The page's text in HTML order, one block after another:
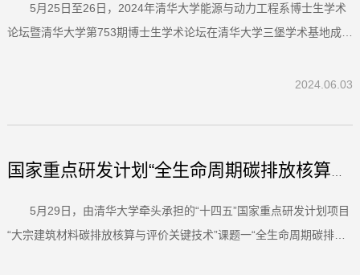
5月25日至26日，2024年清华大学能源与动力工程系博士生学术
论坛暨清华大学第753期博士生学术论坛在清华大学三堡学术基地成功
和与先进动力的能源动力发展论坛”为主题，邀请清华大学、北京大
2024.06.03
5月29日，由清华大学牵头承担的“十四五”国家重点研发计划项目
“大宗建筑材料碳排放核算与评价关键技术”课题一“全生命周期碳排放